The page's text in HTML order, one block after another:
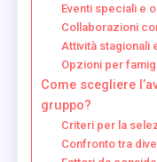
Eventi speciali e
Collaborazioni
Attività stagionali
Opzioni per
Come scegliere
gruppo?
Criteri per la
Confronto tra